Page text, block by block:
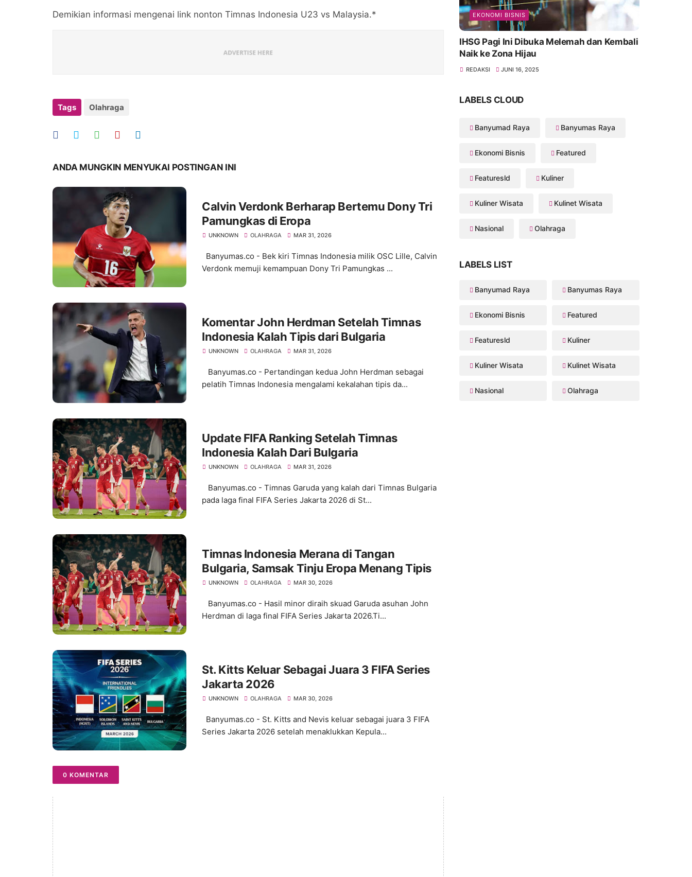
Demikian informasi mengenai link nonton Timnas Indonesia U23 vs Malaysia.*
Tags Olahraga
ANDA MUNGKIN MENYUKAI POSTINGAN INI
Calvin Verdonk Berharap Bertemu Dony Tri
Pamungkas di Eropa
UNKNOWN OLAHRAGA MAR 31, 2026
Banyumas.co - Bek kiri Timnas Indonesia milik OSC Lille, Calvin
Verdonk memuji kemampuan Dony Tri Pamungkas ...
Komentar John Herdman Setelah Timnas
Indonesia Kalah Tipis dari Bulgaria
UNKNOWN OLAHRAGA MAR 31, 2026
Banyumas.co - Pertandingan kedua John Herdman sebagai
pelatih Timnas Indonesia mengalami kekalahan tipis da...
Update FIFA Ranking Setelah Timnas
Indonesia Kalah Dari Bulgaria
UNKNOWN OLAHRAGA MAR 31, 2026
Banyumas.co - Timnas Garuda yang kalah dari Timnas Bulgaria
pada laga final FIFA Series Jakarta 2026 di St...
Timnas Indonesia Merana di Tangan
Bulgaria, Samsak Tinju Eropa Menang Tipis
UNKNOWN OLAHRAGA MAR 30, 2026
Banyumas.co - Hasil minor diraih skuad Garuda asuhan John
Herdman di laga final FIFA Series Jakarta 2026.Ti...
St. Kitts Keluar Sebagai Juara 3 FIFA Series
Jakarta 2026
UNKNOWN OLAHRAGA MAR 30, 2026
Banyumas.co - St. Kitts and Nevis keluar sebagai juara 3 FIFA
Series Jakarta 2026 setelah menaklukkan Kepula...
0 KOMENTAR
EKONOMI BISNIS
IHSG Pagi Ini Dibuka Melemah dan Kembali
Naik ke Zona Hijau
REDAKSI JUNI 16, 2025
LABELS CLOUD
Banyumad Raya Banyumas Raya
Ekonomi Bisnis Featured
Featuresld Kuliner
Kuliner Wisata Kulinet Wisata
Nasional Olahraga
LABELS LIST
Banyumad Raya Banyumas Raya
Ekonomi Bisnis Featured
Featuresld Kuliner
Kuliner Wisata Kulinet Wisata
Nasional Olahraga